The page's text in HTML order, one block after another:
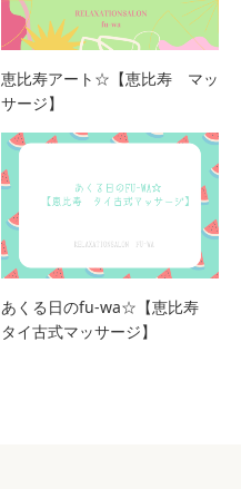
恵比寿アート☆【恵比寿 マッ
サージ】
あくる日のfu-wa☆【恵比寿
タイ古式マッサージ】